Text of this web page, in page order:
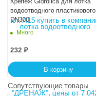
водоотводного пластикового
DN300
Много
232 ₽
В корзину
Сопутствующие товары